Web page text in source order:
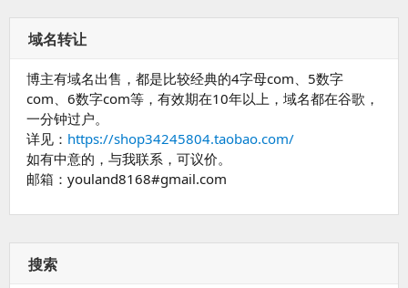
所
有
设
备
同
时
播
IPTV
域名转让
博主有域名出售，都是比较经典的4字母com、5数字
com、6数字com等，有效期在10年以上，域名都在谷歌，
一分钟过户。
详见： https://shop34245804.taobao.com/
如有中意的，与我联系，可议价。
邮箱：youland8168#gmail.com
搜索